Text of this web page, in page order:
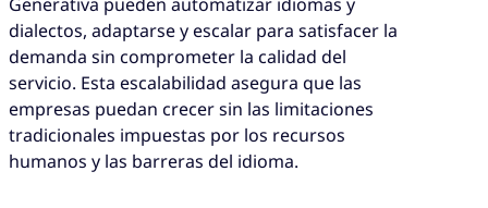
dialectos, adaptarse y escalar para satisfacer la
demanda sin comprometer la calidad del
servicio. Esta escalabilidad asegura que las
empresas puedan crecer sin las limitaciones
tradicionales impuestas por los recursos
humanos y las barreras del idioma.